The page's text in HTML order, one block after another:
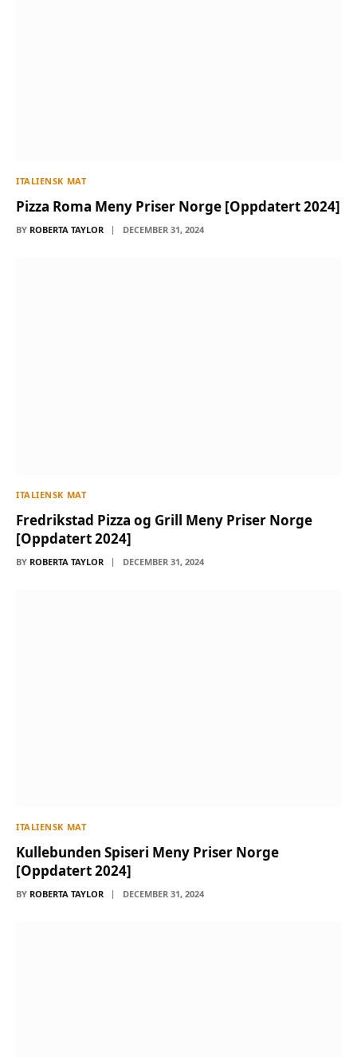
ITALIENSK MAT
Pizza Roma Meny Priser Norge [Oppdatert 2024]
BY ROBERTA TAYLOR DECEMBER 31, 2024
ITALIENSK MAT
Fredrikstad Pizza og Grill Meny Priser Norge
[Oppdatert 2024]
BY ROBERTA TAYLOR DECEMBER 31, 2024
ITALIENSK MAT
Kullebunden Spiseri Meny Priser Norge
[Oppdatert 2024]
BY ROBERTA TAYLOR DECEMBER 31, 2024